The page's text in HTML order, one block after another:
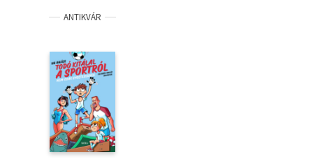
ANTIKVÁR